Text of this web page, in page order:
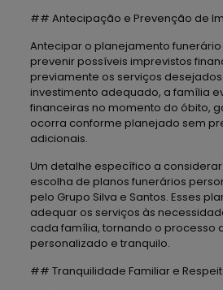
## Antecipação e Prevenção de
Antecipar o planejamento
prevenir possíveis imprevistos
previamente os serviços
investimento adequado, a família
financeiras no momento do óbito,
ocorra conforme planejado sem
adicionais.
Um detalhe específico a
escolha de planos funerários
pelo Grupo Silva e Santos. Esses
adequar os serviços às
cada família, tornando o processo
personalizado e tranquilo.
## Tranquilidade Familiar e